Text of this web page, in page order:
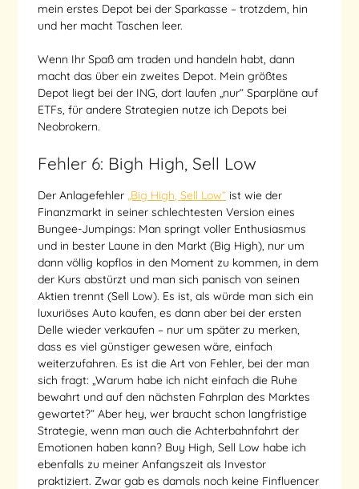
mein erstes Depot bei der Sparkasse – trotzdem, hin
und her macht Taschen leer.
Wenn Ihr Spaß am traden und handeln habt, dann
macht das über ein zweites Depot. Mein größtes
Depot liegt bei der ING, dort laufen „nur“ Sparpläne auf
ETFs, für andere Strategien nutze ich Depots bei
Neobrokern.
Fehler 6: Bigh High, Sell Low
Der Anlagefehler„Big High, Sell Low“ ist wie der
Finanzmarkt in seiner schlechtesten Version eines
Bungee-Jumpings: Man springt voller Enthusiasmus
und in bester Laune in den Markt (Big High), nur um
dann völlig kopflos in den Moment zu kommen, in dem
der Kurs abstürzt und man sich panisch von seinen
Aktien trennt (Sell Low). Es ist, als würde man sich ein
luxuriöses Auto kaufen, es dann aber bei der ersten
Delle wieder verkaufen – nur um später zu merken,
dass es viel günstiger gewesen wäre, einfach
weiterzufahren. Es ist die Art von Fehler, bei der man
sich fragt: „Warum habe ich nicht einfach die Ruhe
bewahrt und auf den nächsten Fahrplan des Marktes
gewartet?“ Aber hey, wer braucht schon langfristige
Strategie, wenn man auch die Achterbahnfahrt der
Emotionen haben kann? Buy High, Sell Low habe ich
ebenfalls zu meiner Anfangszeit als Investor
praktiziert. Zwar gab es damals noch keine Finfluencer